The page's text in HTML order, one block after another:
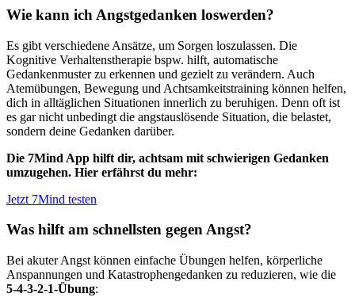
Wie kann ich Angstgedanken loswerden?
Es gibt verschiedene Ansätze, um Sorgen loszulassen. Die
Kognitive Verhaltenstherapie bspw. hilft, automatische
Gedankenmuster zu erkennen und gezielt zu verändern. Auch
Atemübungen, Bewegung und Achtsamkeitstraining können helfen,
dich in alltäglichen Situationen innerlich zu beruhigen. Denn oft ist
es gar nicht unbedingt die angstauslösende Situation, die belastet,
sondern deine Gedanken darüber.
Die 7Mind App hilft dir, achtsam mit schwierigen Gedanken
umzugehen. Hier erfährst du mehr:
Jetzt 7Mind testen
Was hilft am schnellsten gegen Angst?
Bei akuter Angst können einfache Übungen helfen, körperliche
Anspannungen und Katastrophengedanken zu reduzieren, wie die
5-4-3-2-1-Übung: